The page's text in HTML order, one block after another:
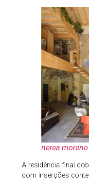
nerea moreno
A residência final
com inserções